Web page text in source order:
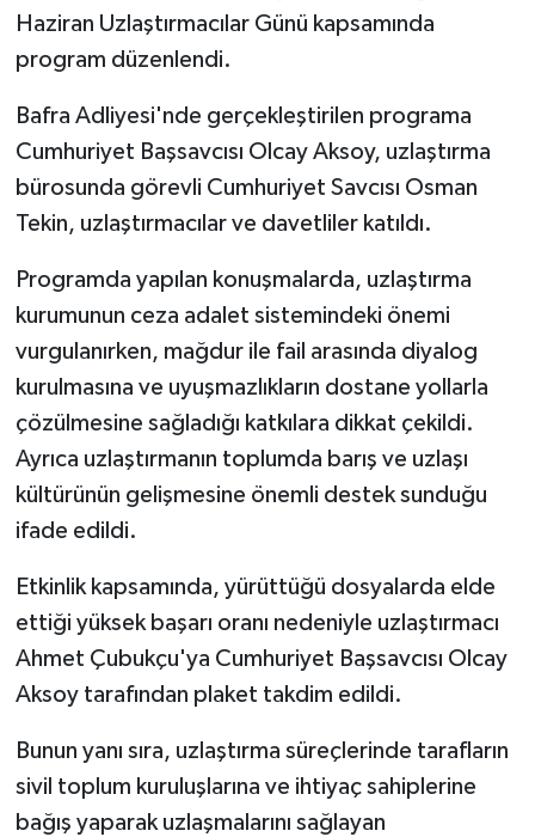
Haziran Uzlaştırmacılar Günü kapsamında
program düzenlendi.
Bafra Adliyesi'nde gerçekleştirilen programa
Cumhuriyet Başsavcısı Olcay Aksoy, uzlaştırma
bürosunda görevli Cumhuriyet Savcısı Osman
Tekin, uzlaştırmacılar ve davetliler katıldı.
Programda yapılan konuşmalarda, uzlaştırma
kurumunun ceza adalet sistemindeki önemi
vurgulanırken, mağdur ile fail arasında diyalog
kurulmasına ve uyuşmazlıkların dostane yollarla
çözülmesine sağladığı katkılara dikkat çekildi.
Ayrıca uzlaştırmanın toplumda barış ve uzlaşı
kültürünün gelişmesine önemli destek sunduğu
ifade edildi.
Etkinlik kapsamında, yürüttüğü dosyalarda elde
ettiği yüksek başarı oranı nedeniyle uzlaştırmacı
Ahmet Çubukçu'ya Cumhuriyet Başsavcısı Olcay
Aksoy tarafından plaket takdim edildi.
Bunun yanı sıra, uzlaştırma süreçlerinde tarafların
sivil toplum kuruluşlarına ve ihtiyaç sahiplerine
bağış yaparak uzlaşmalarını sağlayan
GENEL
GÜNDEM
Güvenlik
HABERDE İNSAN
İş Dünyası
Jandarma
Kadın
KÜLTÜR SANAT
MAGAZİN
Otomobil
Sağlık